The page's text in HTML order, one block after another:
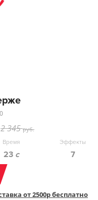
2 345руб.
Время
23 с
Эффекты
7
от 2500р бесплатно